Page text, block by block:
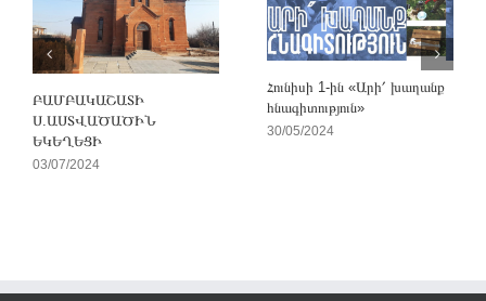
ԲԱՄԲԱԿԱՇԱՏԻ
Ս.ԱՍՏՎԱԾԱԾԻՆ
ԵԿԵՂԵՑԻ
03/07/2024
Հունիսի 1-ին «Արի՛ խաղանք
հնագիտություն»
30/05/2024